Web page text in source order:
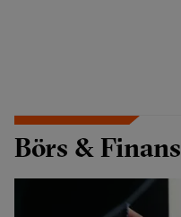
Börs & Finans